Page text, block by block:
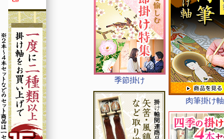
季節掛け
肉筆掛け軸